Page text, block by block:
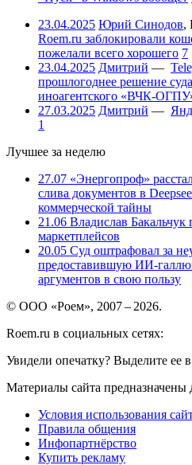
23.04.2025 Юрий Синодов,
Roem.ru заблокировали
пожелали всего хорошего 7
23.04.2025 Дмитрий —
прошлогоднее решение
иноагентского «ВЧК-
27.03.2025 Дмитрий —
1
Лучшее за неделю
27.07 «Энергопроф»
слива документов в
коммерческой тайны
21.06 Владислав Бакальчук
маркетплейсов
20.05 Суд оштрафовал за
предоставившую ИИ-
аргументов в свою пользу
© ООО «Роем», 2007 – 2026.
Roem.ru в социальных сетях:
Увидели опечатку? Выделите ее
Материалы сайта предназначены
Условия использования
Правила общения
Инфопартнёрство
Купить рекламу